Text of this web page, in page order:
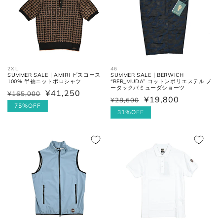
2XL
SUMMER SALE｜AMIRI ビスコース
100% 半袖ニットポロシャツ
通
常
¥165,000
セ
ー
¥41,250
75%OFF
46
SUMMER SALE｜BERWICH
“BER_MUDA” コットンポリエステル ノ
ータックバミューダショーツ
通
常
¥28,600
セ
ー
¥19,800
31%OFF
ネクタイ
全長 大剣と小剣の先端を結んだ長さ。
大剣の剣先幅。
シューズ
全長
アウトソールに沿って前後の先端
を結んだ長さ。
最大幅
一番張り出しているアウトソール
の最大幅。